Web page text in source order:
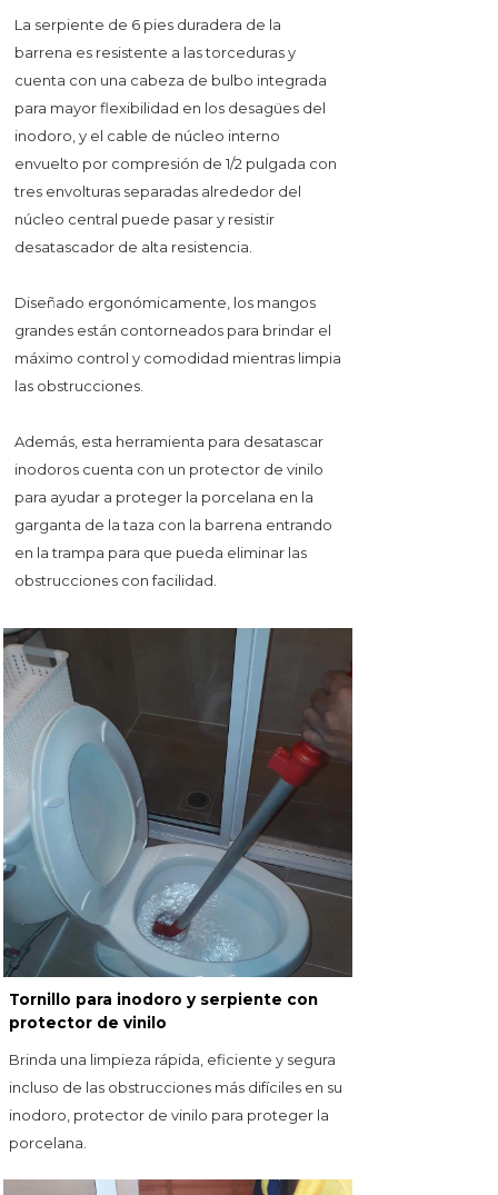
La serpiente de 6 pies duradera de la
barrena es resistente a las torceduras y
cuenta con una cabeza de bulbo integrada
para mayor flexibilidad en los desagües del
inodoro, y el cable de núcleo interno
envuelto por compresión de 1/2 pulgada con
tres envolturas separadas alrededor del
núcleo central puede pasar y resistir
desatascador de alta resistencia.
Diseñado ergonómicamente, los mangos
grandes están contorneados para brindar el
máximo control y comodidad mientras limpia
las obstrucciones.
Además, esta herramienta para desatascar
inodoros cuenta con un protector de vinilo
para ayudar a proteger la porcelana en la
garganta de la taza con la barrena entrando
en la trampa para que pueda eliminar las
obstrucciones con facilidad.
Tornillo para inodoro y serpiente con
protector de vinilo
Brinda una limpieza rápida, eficiente y segura
incluso de las obstrucciones más difíciles en su
inodoro, protector de vinilo para proteger la
porcelana.